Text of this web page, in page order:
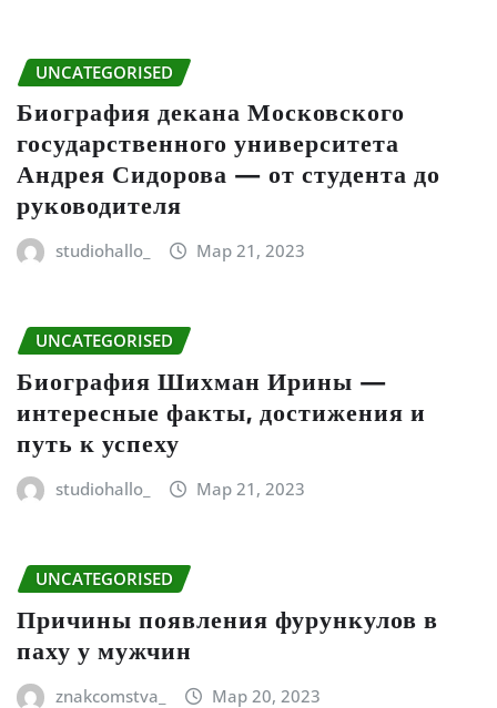
UNCATEGORISED
Биография декана Московского
государственного университета
Андрея Сидорова — от студента до
руководителя
studiohallo_ Мар 21, 2023
UNCATEGORISED
Биография Шихман Ирины —
интересные факты, достижения и
путь к успеху
studiohallo_ Мар 21, 2023
UNCATEGORISED
Причины появления фурункулов в
паху у мужчин
znakcomstva_ Мар 20, 2023